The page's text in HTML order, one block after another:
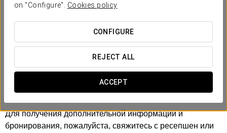
on "Configure". Cookies policy
CONFIGURE
REJECT ALL
ACCEPT
Экскурсия в Ватикан
Насладитесь Ватиканом и откройте для себя каждый его
уголок с этим предложением!
Включает:
- Трёхчасовую экскурсию по Ватикану, Сикстинской
капелле и базилике Святого Петра.
Для получения дополнительной информации и
бронирования, пожалуйста, свяжитесь с ресепшен или